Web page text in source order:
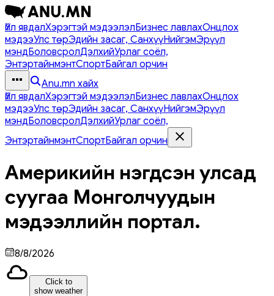
Үйл явдалХэрэгтэй мэдээлэлБизнес лавлахОнцлох
мэдээУлс төрЭдийн засаг, СанхүүНийгэмЭрүүл
мэндБоловсролДэлхийУрлаг соёл,
ЭнтэртайнмэнтСпортБайгал орчин
Anu.mn хайх
Үйл явдалХэрэгтэй мэдээлэлБизнес лавлахОнцлох
мэдээУлс төрЭдийн засаг, СанхүүНийгэмЭрүүл
мэндБоловсролДэлхийУрлаг соёл,
ЭнтэртайнмэнтСпортБайгал орчин
Америкийн нэгдсэн улсад
суугаа Монголчуудын
мэдээллийн портал.
8/8/2026
Click to
show weather